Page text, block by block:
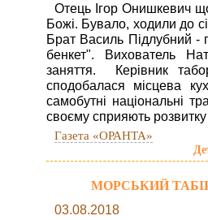
Отець Ігор Онишкевич
Божі. Бувало, ходили до
Брат Василь Підлубний -
бенкет". Вихователь
заняття. Керівник
сподобалася місцева
самобутні національні
своєму сприяють
Газета «ОРАНТА»
МОРСЬКИЙ
03.08.2018